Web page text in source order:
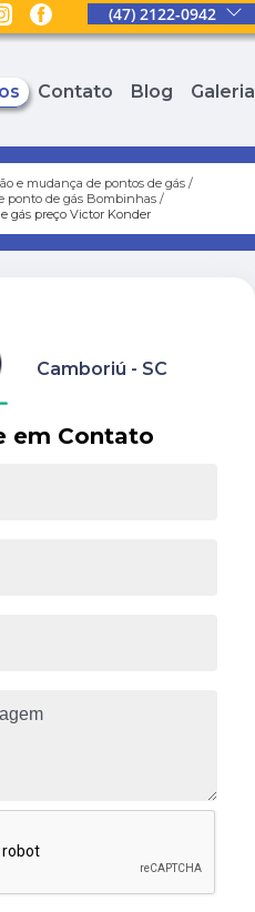
(47) 2122-0942
Contato Blog Galeria
e mudança de pontos de gás
ponto de gás Bombinhas
gás preço Victor Konder
em Contato
Camboriú - SC